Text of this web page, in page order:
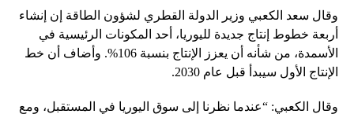
وقال سعد الكعبي وزير الدولة القطري لشؤون الطاقة إن إنشاء
أربعة خطوط إنتاج جديدة لليوريا، أحد المكونات الرئيسية في
الأسمدة، من شأنه أن يعزز الإنتاج بنسبة 106%. وأضاف أن خط
الإنتاج الأول سيبدأ قبل عام 2030.
وقال الكعبي: “عندما نظرنا إلى سوق اليوريا في المستقبل، ومع